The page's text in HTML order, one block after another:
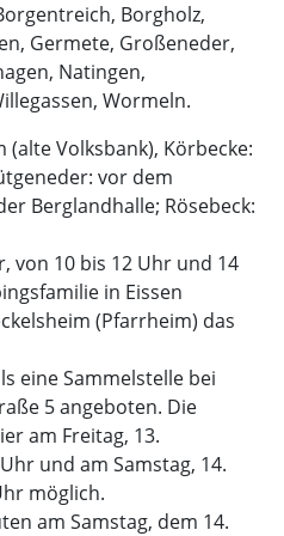
Borgholz,
Germete, Großeneder,
Natingen,
Wormeln.
Volksbank), Körbecke:
vor dem
Berglandhalle; Rösebeck:
von 10 bis 12 Uhr und 14
in Eissen
(Pfarrheim) das
eine Sammelstelle bei
5 angeboten. Die
am Freitag, 13.
und am Samstag, 14.
möglich.
am Samstag, dem 14.